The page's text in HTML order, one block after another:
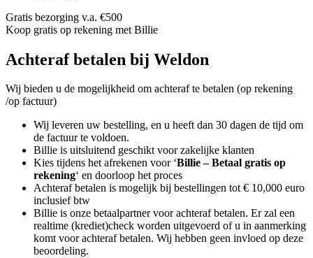
Gratis bezorging v.a. €500
Koop gratis op rekening met Billie
Achteraf betalen bij Weldon
Wij bieden u de mogelijkheid om achteraf te betalen (op rekening
/op factuur)
Wij leveren uw bestelling, en u heeft dan 30 dagen de tijd om
de factuur te voldoen.
Billie is uitsluitend geschikt voor zakelijke klanten
Kies tijdens het afrekenen voor ‘Billie – Betaal gratis op
rekening‘ en doorloop het proces
Achteraf betalen is mogelijk bij bestellingen tot € 10,000 euro
inclusief btw
Billie is onze betaalpartner voor achteraf betalen. Er zal een
realtime (krediet)check worden uitgevoerd of u in aanmerking
komt voor achteraf betalen. Wij hebben geen invloed op deze
beoordeling.